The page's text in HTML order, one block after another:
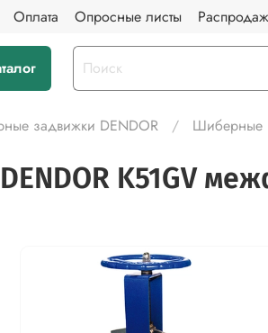
Оплата Опросные листы
задвижки DENDOR Шиберные
K51GV